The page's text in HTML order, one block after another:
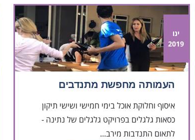
ינו
2019
העמותה מחפשת מתנדבים
איסוף וחלוקת אוכל בימי חמישי ושישי תיקון
כסאות גלגלים בפרויקט גלגלים של נתינה -
לתאום התנדבות מירב...